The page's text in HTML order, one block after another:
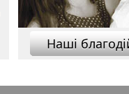
Нашi